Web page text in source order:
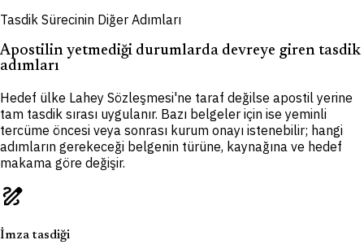
Tasdik Sürecinin Diğer Adımları
Apostilin yetmediği durumlarda devreye giren tasdik
adımları
Hedef ülke Lahey Sözleşmesi'ne taraf değilse apostil yerine
tam tasdik sırası uygulanır. Bazı belgeler için ise yeminli
tercüme öncesi veya sonrası kurum onayı istenebilir; hangi
adımların gerekeceği belgenin türüne, kaynağına ve hedef
makama göre değişir.
draw
İmza tasdiği